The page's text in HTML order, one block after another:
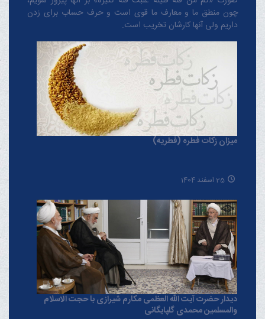
چون منطق‌ ما و معارف ‌ما قوی است و حرف حساب برای زدن
داریم ولی آنها کارشان تخریب است.
میزان زکات فطره (فطریه)
25 اسفند 1404
دیدار حضرت آیت الله العظمی مکارم شیرازی با حجت الاسلام
والمسلمین محمدی گلپایگانی